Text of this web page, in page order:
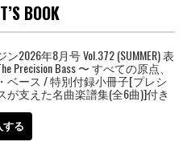
BOOK
2026年8月号 Vol.372 (SUMMER) 表
Precision Bass 〜 すべての原点、
ベース / 特別付録小冊子[プレシ
が支えた名曲楽譜集(全6曲)]付き
する